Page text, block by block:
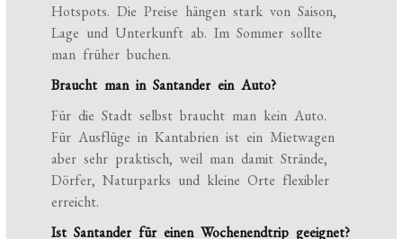
Hotspots. Die Preise hängen stark von Saison,
Lage und Unterkunft ab. Im Sommer sollte
man früher buchen.
Braucht man in Santander ein Auto?
Für die Stadt selbst braucht man kein Auto.
Für Ausflüge in Kantabrien ist ein Mietwagen
aber sehr praktisch, weil man damit Strände,
Dörfer, Naturparks und kleine Orte flexibler
erreicht.
Ist Santander für einen Wochenendtrip geeignet?